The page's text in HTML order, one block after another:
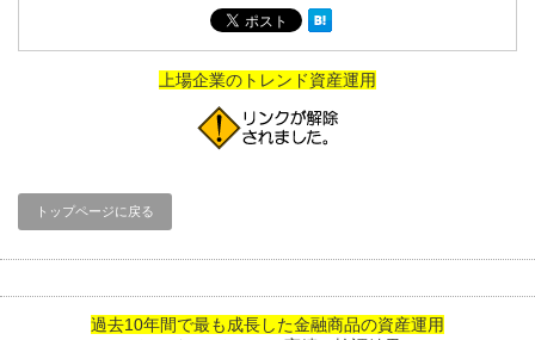
上場企業のトレンド資産運用
トップページに戻る
過去10年間で最も成長した金融商品の資産運用